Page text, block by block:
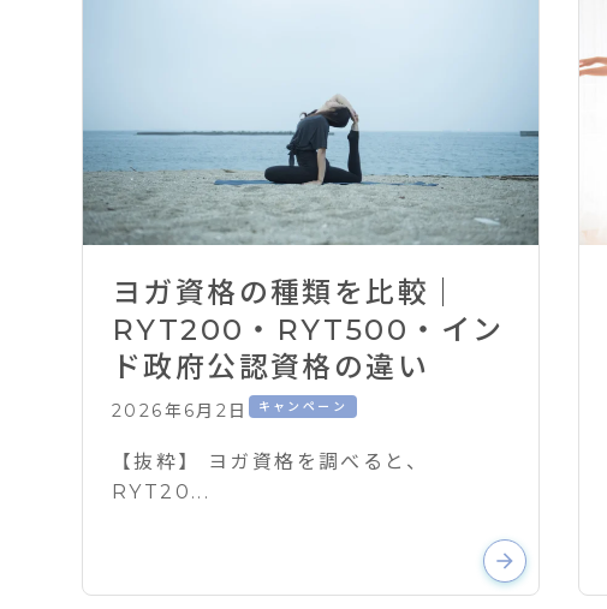
ヨガ資格の種類を比較｜
RYT200・RYT500・イン
ド政府公認資格の違い
2026年6月2日 キャンペーン
【抜粋】 ヨガ資格を調べると、
RYT20...
arrow_forward